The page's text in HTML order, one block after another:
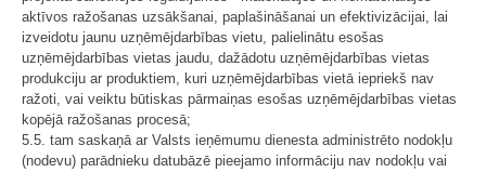
aktīvos ražošanas uzsākšanai, paplašināšanai un efektivizācijai, lai
izveidotu jaunu uzņēmējdarbības vietu, palielinātu esošas
uzņēmējdarbības vietas jaudu, dažādotu uzņēmējdarbības vietas
produkciju ar produktiem, kuri uzņēmējdarbības vietā iepriekš nav
ražoti, vai veiktu būtiskas pārmaiņas esošas uzņēmējdarbības vietas
kopējā ražošanas procesā;
5.5. tam saskaņā ar Valsts ieņēmumu dienesta administrēto nodokļu
(nodevu) parādnieku datubāzē pieejamo informāciju nav nodokļu vai